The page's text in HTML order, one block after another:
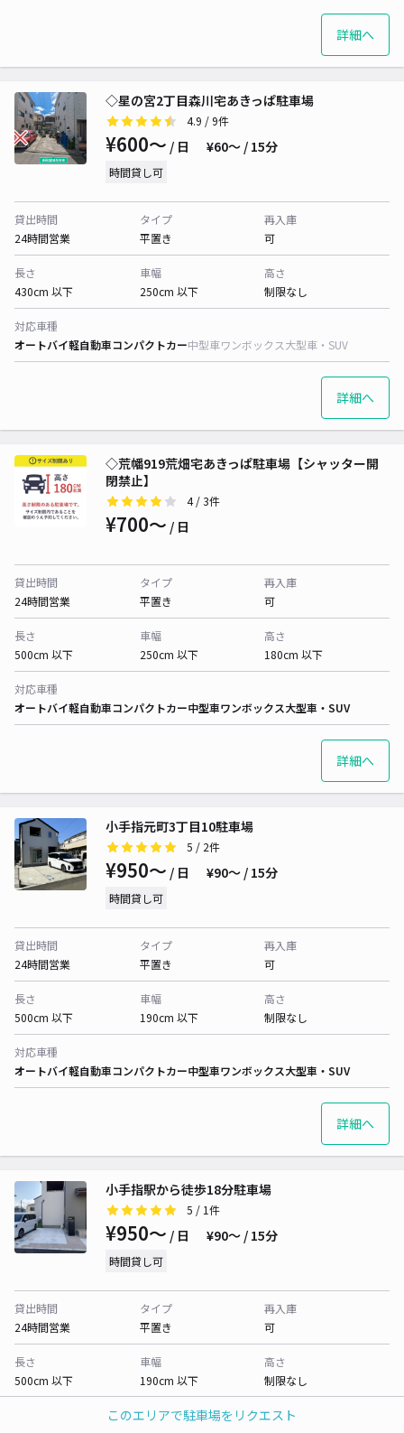
このエリアで駐車場をリクエスト
詳細へ
◇星の宮2丁目森川宅あきっぱ駐車場
4.9 / 9件
¥600〜 / 日 ¥60〜 / 15分
時間貸し可
貸出時間
24時間営業
タイプ
平置き
再入庫
可
長さ
430cm 以下
車幅
250cm 以下
高さ
制限なし
対応車種
オートバイ軽自動車コンパクトカー中型車ワンボックス大型車・SUV
詳細へ
◇荒幡919荒畑宅あきっぱ駐車場【シャッター開
閉禁止】
4/ 3件
¥700〜 / 日
貸出時間
24時間営業
タイプ
平置き
再入庫
可
長さ
500cm 以下
車幅
250cm 以下
高さ
180cm 以下
対応車種
オートバイ軽自動車コンパクトカー中型車ワンボックス大型車・SUV
詳細へ
小手指元町3丁目10駐車場
5 / 2件
¥950〜 / 日 ¥90〜 / 15分
時間貸し可
貸出時間
24時間営業
タイプ
平置き
再入庫
可
長さ
500cm 以下
車幅
190cm 以下
高さ
制限なし
対応車種
オートバイ軽自動車コンパクトカー中型車ワンボックス大型車・SUV
詳細へ
小手指駅から徒歩18分駐車場
5 / 1件
¥950〜 / 日 ¥90〜 / 15分
時間貸し可
貸出時間
24時間営業
タイプ
平置き
再入庫
可
長さ
500cm 以下
車幅
190cm 以下
高さ
制限なし